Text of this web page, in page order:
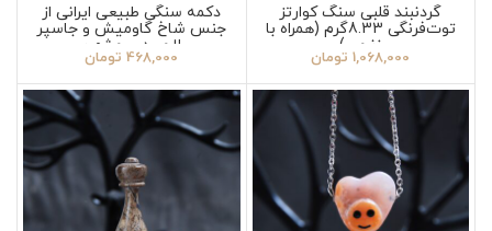
گردنبند قلبی سنگ کوارتز
توت‌فرنگی 8.33گرم (همراه با
زنجیر)
1,068,000 تومان
دکمه سنگی طبیعی ایرانی از
جنس شاخ گاومیش و جاسپر
و لاجورد و چشم ببر
468,000 تومان